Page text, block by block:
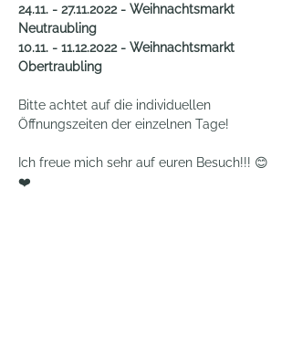
24.11. - 27.11.2022 - Weihnachtsmarkt
Neutraubling
10.11. - 11.12.2022 - Weihnachtsmarkt
Obertraubling
Bitte achtet auf die individuellen
Öffnungszeiten der einzelnen Tage!
Ich freue mich sehr auf euren Besuch!!! 😊
❤️